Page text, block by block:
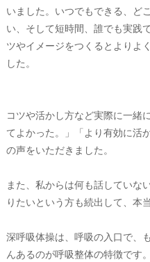
いました。いつでもできる、ど
い、そして短時間、誰でも実践
ツやイメージをつくるとよりよ
した。
コツや活かし方など実際に一緒
てよかった。」「より有効に活
の声をいただきました。
また、私からは何も話していな
りたいという方も続出して、本
深呼吸体操は、呼吸の入口で、
んあるのが呼吸整体の特徴です。